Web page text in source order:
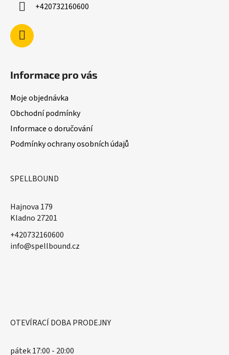
+420732160600
Informace pro vás
Moje objednávka
Obchodní podmínky
Informace o doručování
Podmínky ochrany osobních údajů
SPELLBOUND
Hajnova 179
Kladno 27201
+420732160600
​info@spellbound.cz
OTEVÍRACÍ DOBA PRODEJNY
pátek 17:00 - 20:00